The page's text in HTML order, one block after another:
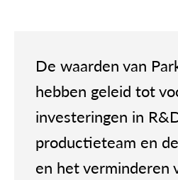
De waarden van
hebben geleid tot
investeringen in
productieteam en
en het verminderen